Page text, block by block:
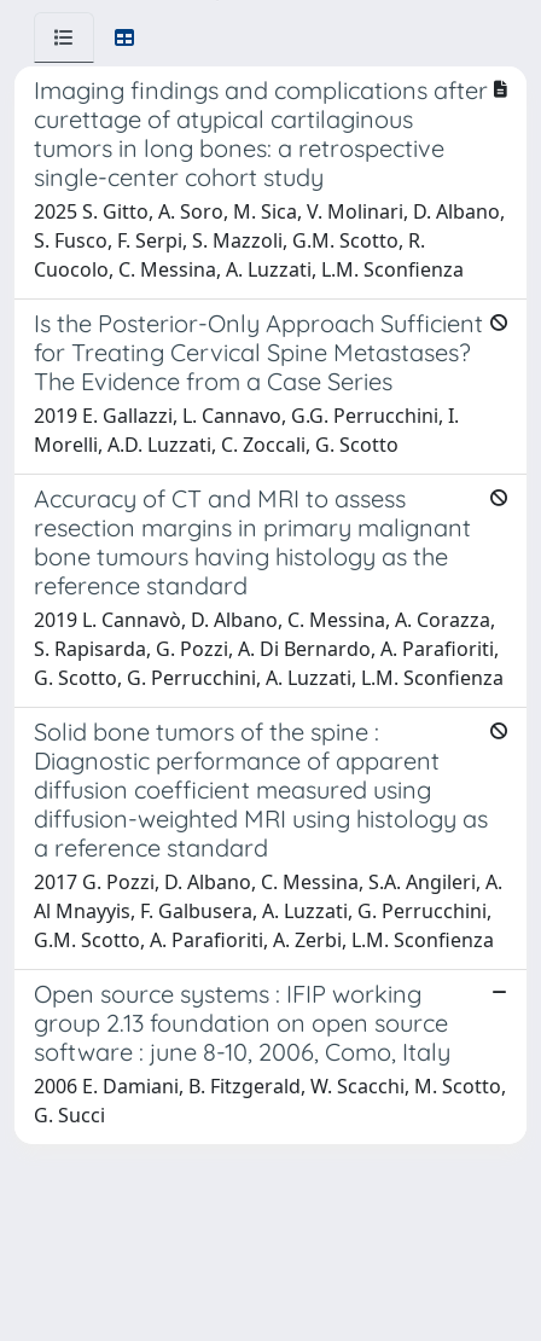
Imaging findings and complications after
curettage of atypical cartilaginous
tumors in long bones: a retrospective
single-center cohort study
2025 S. Gitto, A. Soro, M. Sica, V. Molinari, D. Albano,
S. Fusco, F. Serpi, S. Mazzoli, G.M. Scotto, R.
Cuocolo, C. Messina, A. Luzzati, L.M. Sconfienza
Is the Posterior-Only Approach Sufficient
for Treating Cervical Spine Metastases?
The Evidence from a Case Series
2019 E. Gallazzi, L. Cannavo, G.G. Perrucchini, I.
Morelli, A.D. Luzzati, C. Zoccali, G. Scotto
Accuracy of CT and MRI to assess
resection margins in primary malignant
bone tumours having histology as the
reference standard
2019 L. Cannavò, D. Albano, C. Messina, A. Corazza,
S. Rapisarda, G. Pozzi, A. Di Bernardo, A. Parafioriti,
G. Scotto, G. Perrucchini, A. Luzzati, L.M. Sconfienza
Solid bone tumors of the spine :
Diagnostic performance of apparent
diffusion coefficient measured using
diffusion-weighted MRI using histology as
a reference standard
2017 G. Pozzi, D. Albano, C. Messina, S.A. Angileri, A.
Al Mnayyis, F. Galbusera, A. Luzzati, G. Perrucchini,
G.M. Scotto, A. Parafioriti, A. Zerbi, L.M. Sconfienza
Open source systems : IFIP working
group 2.13 foundation on open source
software : june 8-10, 2006, Como, Italy
2006 E. Damiani, B. Fitzgerald, W. Scacchi, M. Scotto,
G. Succi